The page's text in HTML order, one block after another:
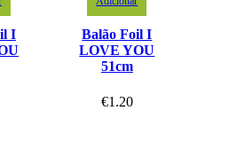
I
Balão Foil I
LOVE YOU
51cm
€1.20